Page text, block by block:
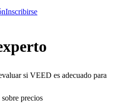
Inscribirse
si VEED es adecuado para
precios